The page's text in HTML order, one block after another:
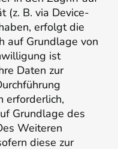
(z. B. via Device-
erfolgt die
auf Grundlage von
ist
Daten zur
erforderlich,
Grundlage des
Weiteren
diese zur